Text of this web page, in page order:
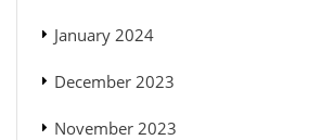
January 2024
December 2023
November 2023